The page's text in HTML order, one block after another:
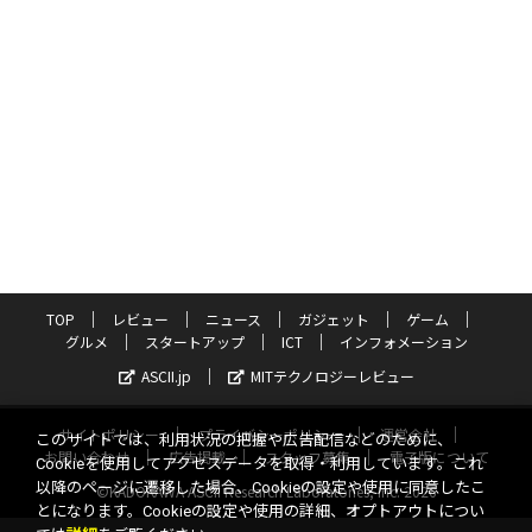
TOP レビュー ニュース ガジェット
ゲーム
グルメ
スタートアップ ICT
インフォメーション
ASCII.jp
MITテクノロジーレビュー
サイトポリシー プライバシーポリシー
運営会社
お問い合わせ
広告掲載 スタッフ募集
電子版について
©KADOKAWA ASCII Research Laboratories, Inc. 2026
このサイトでは、利用状況の把握や広告配信などのために、
Cookieを使用してアクセスデータを取得・利用しています。これ
以降のページに遷移した場合、Cookieの設定や使用に同意したこ
とになります。Cookieの設定や使用の詳細、オプトアウトについ